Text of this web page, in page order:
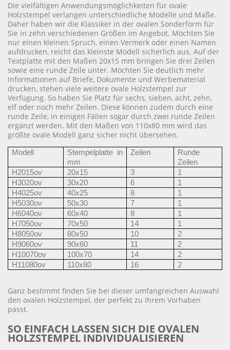
Die vielfältigen Anwendungsmöglichkeiten für ovale
Holzstempel verlangen unterschiedliche Modelle und Maße.
Daher haben wir die Klassiker in der ovalen Sonderform für
Sie in zehn verschiedenen Größen im Angebot. Möchten Sie
nur einen kleinen Spruch, einen Vermerk oder einen Namen
aufdrucken, reicht das kleinste Modell sicherlich aus. Auf der
Textplatte mit den Maßen 20x15 mm bringen Sie drei Zeilen
sowie eine runde Zeile unter. Möchten Sie deutlich mehr
Informationen auf Briefe, Dokumente und Werbematerial
drucken, stehen viele weitere ovale Holzstempel zur
Verfügung. So haben Sie Platz für sechs, sieben, acht, zehn,
elf oder noch mehr Zeilen. Diese können zudem durch eine
runde Zeile, in einigen Fällen sogar durch zwei runde Zeilen
ergänzt werden. Mit den Maßen von 110x80 mm wird das
größte ovale Modell ganz sicher nicht übersehen.
Modell
Stempelplatte in
mm
Zeilen
Runde
Zeilen
H2015ov
20x15 3
1
H3020ov
30x20 6
1
H4025ov
40x25 8
1
H5030ov
50x30 7
1
H6040ov
60x40 8
1
H7050ov
70x50 14
1
H8050ov
80x50 10
2
H9060ov
90x60 11
2
H10070ov
100x70 14
2
H11080ov
110x80 16 2
Ganz bestimmt finden Sie bei dieser umfangreichen Auswahl
den ovalen Holzstempel, der perfekt zu Ihrem Vorhaben
passt.
SO EINFACH LASSEN SICH DIE OVALEN
HOLZSTEMPEL INDIVIDUALISIEREN